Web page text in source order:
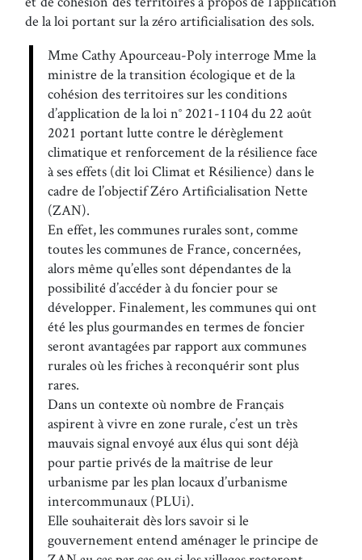
de la loi portant sur la zéro artificialisation des sols.
Mme Cathy Apourceau-Poly interroge Mme la
ministre de la transition écologique et de la
cohésion des territoires sur les conditions
d’application de la loi n° 2021-1104 du 22 août
2021 portant lutte contre le dérèglement
climatique et renforcement de la résilience face
à ses effets (dit loi Climat et Résilience) dans le
cadre de l’objectif Zéro Artificialisation Nette
(ZAN).
En effet, les communes rurales sont, comme
toutes les communes de France, concernées,
alors même qu’elles sont dépendantes de la
possibilité d’accéder à du foncier pour se
développer. Finalement, les communes qui ont
été les plus gourmandes en termes de foncier
seront avantagées par rapport aux communes
rurales où les friches à reconquérir sont plus
rares.
Dans un contexte où nombre de Français
aspirent à vivre en zone rurale, c’est un très
mauvais signal envoyé aux élus qui sont déjà
pour partie privés de la maîtrise de leur
urbanisme par les plan locaux d’urbanisme
intercommunaux (PLUi).
Elle souhaiterait dès lors savoir si le
gouvernement entend aménager le principe de